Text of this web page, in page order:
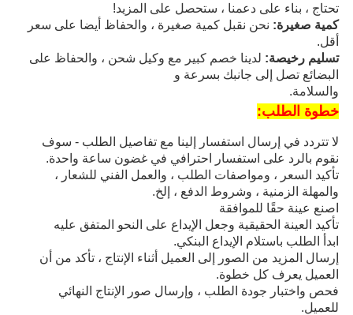
تحتاج ، بناء على دعمنا ، ستحصل على المزيد!
كمية صغيرة: نحن نقبل كمية صغيرة ، والحفاظ أيضا على سعر
أقل.
تسليم رخيصة: لدينا خصم كبير مع وكيل شحن ، والحفاظ على
البضائع تصل إلى جانبك بسرعة و
والسلامة.
خطوة الطلب:
لا تتردد في إرسال استفسار إلينا مع تفاصيل الطلب - سوف
نقوم بالرد على استفسار احترافي في غضون ساعة واحدة.
تأكيد السعر ، ومواصفات الطلب ، والعمل الفني للشعار ،
والمهلة الزمنية ، وشروط الدفع ، إلخ.
اصنع عينة حقًا للموافقة
تأكيد العينة الحقيقية وجعل الإيداع على النحو المتفق عليه
ابدأ الطلب باستلام الإيداع البنكي.
إرسال المزيد من الصور إلى العميل أثناء الإنتاج ، تأكد من أن
العميل يعرف كل خطوة.
فحص واختبار جودة الطلب ، وإرسال صور الإنتاج النهائي
للعميل.